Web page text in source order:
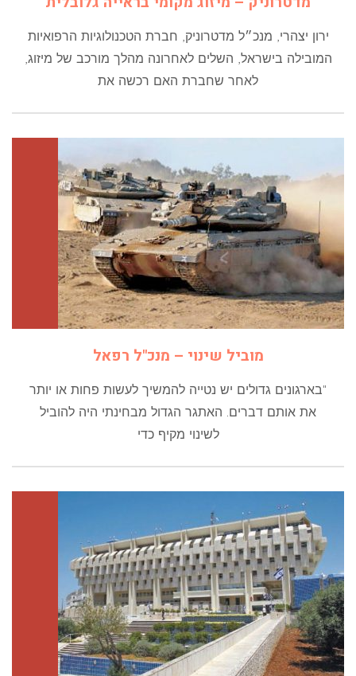
ירון יצהרי, מנכ״ל מדטרוניק, חברת הטכנולוגיות הרפואיות
המובילה בישראל, השלים לאחרונה מהלך מורכב של מיזוג,
לאחר שחברת האם רכשה את
מוביל שינוי – מנכ"ל רפאל
"בארגונים גדולים יש נטייה להמשיך לעשות פחות או יותר
את אותם דברים. האתגר הגדול מבחינתי היה להוביל
לשינוי מקיף כדי